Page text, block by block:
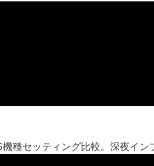
種セッティング比較。深夜イン